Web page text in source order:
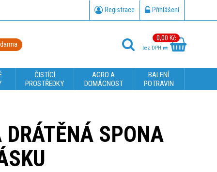
Registrace Přihlášení
0,00 Kč
bez DPH
ČISTÍCÍ
PROSTŘEDKY
AGRO A
DOMÁCNOST
BALENÍ
POTRAVIN
SPONA